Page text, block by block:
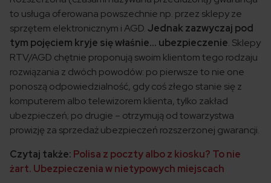
to usługa oferowana powszechnie np. przez sklepy ze
sprzętem elektronicznym i AGD.Jednak zazwyczaj pod
tym pojęciem kryje się właśnie… ubezpieczenie. Sklepy
RTV/AGD chętnie proponują swoim klientom tego rodzaju
rozwiązania z dwóch powodów: po pierwsze to nie one
ponoszą odpowiedzialność, gdy coś złego stanie się z
komputerem albo telewizorem klienta, tylko zakład
ubezpieczeń; po drugie – otrzymują od towarzystwa
prowizję za sprzedaż ubezpieczeń rozszerzonej gwarancji.
Czytaj także: Polisa z poczty albo z kiosku? To nie
żart. Ubezpieczenia w nietypowych miejscach